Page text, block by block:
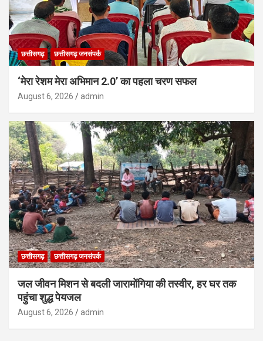
छत्तीसगढ़ छत्तीसगढ़ जनसंपर्क
‘मेरा रेशम मेरा अभिमान 2.0’ का पहला चरण सफल
August 6, 2026 admin
छत्तीसगढ़ छत्तीसगढ़ जनसंपर्क
जल जीवन मिशन से बदली जारामोंगिया की तस्वीर, हर घर तक
पहुंचा शुद्ध पेयजल
August 6, 2026 admin